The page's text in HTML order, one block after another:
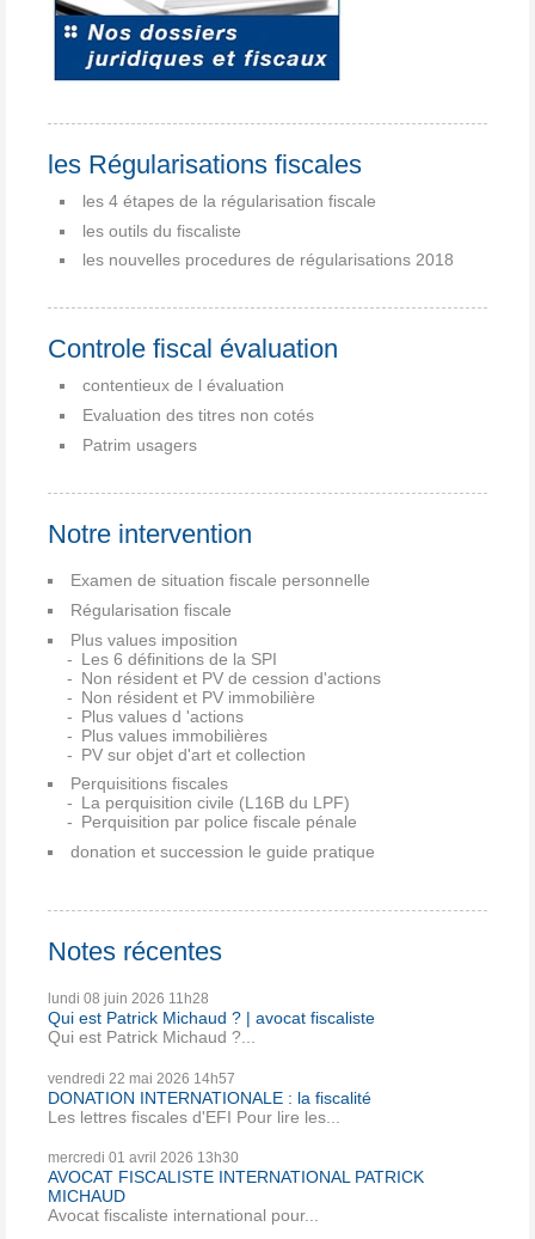
les Régularisations fiscales
les 4 étapes de la régularisation fiscale
les outils du fiscaliste
les nouvelles procedures de régularisations 2018
Controle fiscal évaluation
contentieux de l évaluation
Evaluation des titres non cotés
Patrim usagers
Notre intervention
Examen de situation fiscale personnelle
Régularisation fiscale
Plus values imposition
Les 6 définitions de la SPI
Non résident et PV de cession d'actions
Non résident et PV immobilière
Plus values d 'actions
Plus values immobilières
PV sur objet d'art et collection
Perquisitions fiscales
La perquisition civile (L16B du LPF)
Perquisition par police fiscale pénale
donation et succession le guide pratique
Notes récentes
lundi 08 juin 2026 11h28
Qui est Patrick Michaud ? | avocat fiscaliste
Qui est Patrick Michaud ?...
vendredi 22 mai 2026 14h57
DONATION INTERNATIONALE : la fiscalité
Les lettres fiscales d'EFI Pour lire les...
mercredi 01 avril 2026 13h30
AVOCAT FISCALISTE INTERNATIONAL PATRICK
MICHAUD
Avocat fiscaliste international pour...